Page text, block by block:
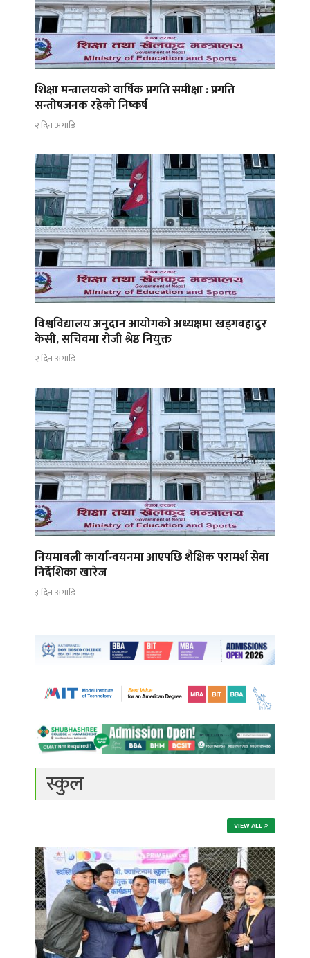
शिक्षा मन्त्रालयको वार्षिक प्रगति समीक्षा : प्रगति
सन्तोषजनक रहेको निष्कर्ष
२ दिन अगाडि
विश्वविद्यालय अनुदान आयोगको अध्यक्षमा खड्गबहादुर
केसी, सचिवमा रोजी श्रेष्ठ नियुक्त
२ दिन अगाडि
नियमावली कार्यान्वयनमा आएपछि शैक्षिक परामर्श सेवा
निर्देशिका खारेज
३ दिन अगाडि
स्कुल
VIEW ALL